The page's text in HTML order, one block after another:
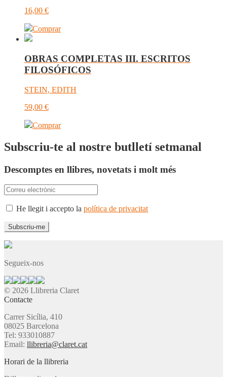
16,00 €
Comprar
OBRAS COMPLETAS III. ESCRITOS
FILOSÓFICOS
STEIN, EDITH
59,00 €
Comprar
Subscriu-te al nostre butlletí setmanal
Descomptes en llibres, novetats i molt més
He llegit i accepto la política de privacitat
Segueix-nos
© 2026 Llibreria Claret
Contacte
Carrer Sicília, 410
08025 Barcelona
Tel: 933010887
Email: llibreria@claret.cat
Horari de la llibreria